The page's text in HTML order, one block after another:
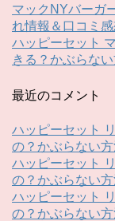
マックNYバーガ
れ情報＆口コミ
ハッピーセット
きる？かぶらない
最近のコメント
ハッピーセット
の？かぶらない方
ハッピーセット
の？かぶらない方
ハッピーセット
の？かぶらない方